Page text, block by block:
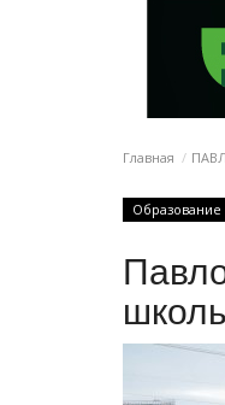
Главная
Образование